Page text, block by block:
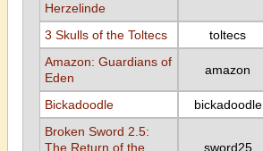
Herzelinde
3 Skulls of the Toltecs toltecs
Amazon: Guardians of
Eden
amazon
Bickadoodle bickadoodle
Broken Sword 2.5:
The Return of the
sword25